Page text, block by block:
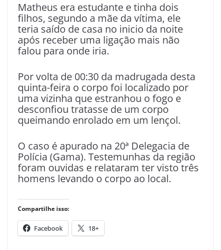
Matheus era estudante e tinha dois
filhos, segundo a mãe da vítima, ele
teria saído de casa no inicio da noite
após receber uma ligação mais não
falou para onde iria.
Por volta de 00:30 da madrugada desta
quinta-feira o corpo foi localizado por
uma vizinha que estranhou o fogo e
desconfiou tratasse de um corpo
queimando enrolado em um lençol.
O caso é apurado na 20ª Delegacia de
Polícia (Gama). Testemunhas da região
foram ouvidas e relataram ter visto três
homens levando o corpo ao local.
Compartilhe isso:
Facebook 18+